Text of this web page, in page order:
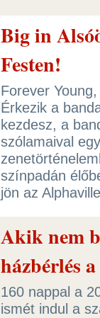
Big in
Festen!
Forever
Érkezik a
kezdesz, a
szólamaival
színpadán
jön az
Akik nem
házbérlés
160 nappal a
ismét indul a